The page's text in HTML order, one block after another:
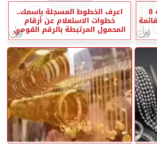
أسعار السجائر اليوم الجمعة 8 اعرف الخطوط المسجلة باسمك..
خطوات الاستعلام عن أرقام
المحمول المرتبطة بالرقم القومي